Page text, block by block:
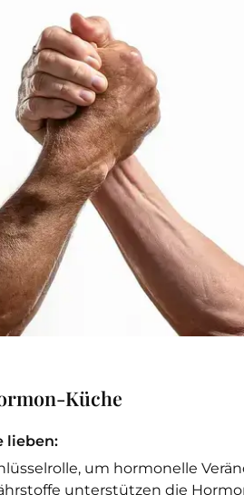
Küche
lieben:
um hormonelle
unterstützen die